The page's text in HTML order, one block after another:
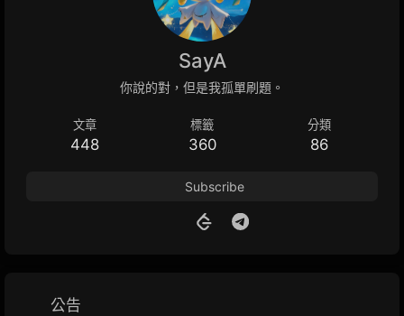
SayA
你說的對，但是我孤單刷題。
文章
448
標籤
360
分類
86
Subscribe
公告